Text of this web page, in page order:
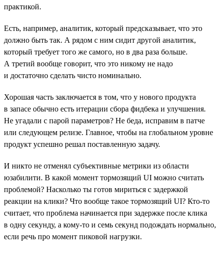
практикой.
Есть, например, аналитик, который предсказывает, что это
должно быть так. А рядом с ним сидит другой аналитик,
который требует того же самого, но в два раза больше.
А третий вообще говорит, что это никому не надо
и достаточно сделать чисто номинально.
Хорошая часть заключается в том, что у нового продукта
в запасе обычно есть итерации сбора фидбека и улучшения.
Не угадали с парой параметров? Не беда, исправим в патче
или следующем релизе. Главное, чтобы на глобальном уровне
продукт успешно решал поставленную задачу.
И никто не отменял субъективные метрики из области
юзабилити. В какой момент тормозящий UI можно считать
проблемой? Насколько ты готов мириться с задержкой
реакции на клики? Что вообще такое тормозящий UI? Кто-то
считает, что проблема начинается при задержке после клика
в одну секунду, а кому-то и семь секунд подождать нормально,
если речь про момент пиковой нагрузки.